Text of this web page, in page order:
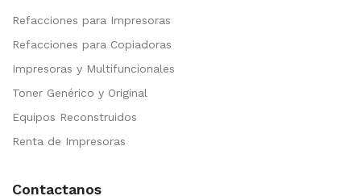
Refacciones para Impresoras
Refacciones para Copiadoras
Impresoras y Multifuncionales
Toner Genérico y Original
Equipos Reconstruidos
Renta de Impresoras
Contactanos